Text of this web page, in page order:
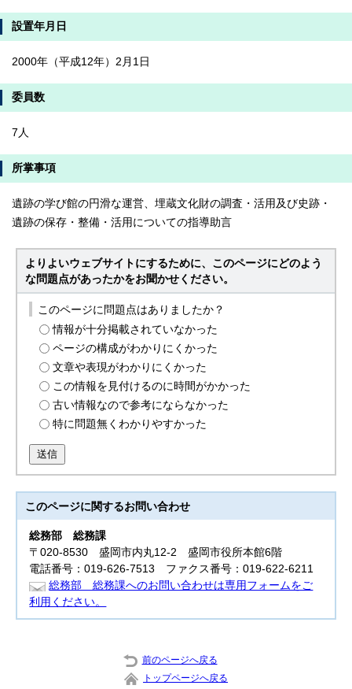
設置年月日
2000年（平成12年）2月1日
委員数
7人
所掌事項
遺跡の学び館の円滑な運営、埋蔵文化財の調査・活用及び史跡・
遺跡の保存・整備・活用についての指導助言
よりよいウェブサイトにするために、このページにどのよう
な問題点があったかをお聞かせください。
このページに問題点はありましたか？
情報が十分掲載されていなかった
ページの構成がわかりにくかった
文章や表現がわかりにくかった
この情報を見付けるのに時間がかかった
古い情報なので参考にならなかった
特に問題無くわかりやすかった
送信
このページに関するお問い合わせ
総務部総務課
〒020-8530 盛岡市内丸12-2 盛岡市役所本館6階
電話番号：019-626-7513 ファクス番号：019-622-6211
総務部 総務課へのお問い合わせは専用フォームをご
利用ください。
前のページへ戻る
トップページへ戻る